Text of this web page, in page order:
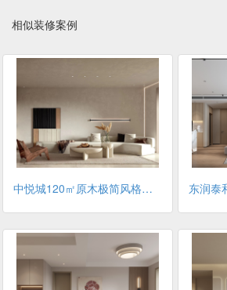
相似装修案例
中悦城120㎡原木极简风格装修案例